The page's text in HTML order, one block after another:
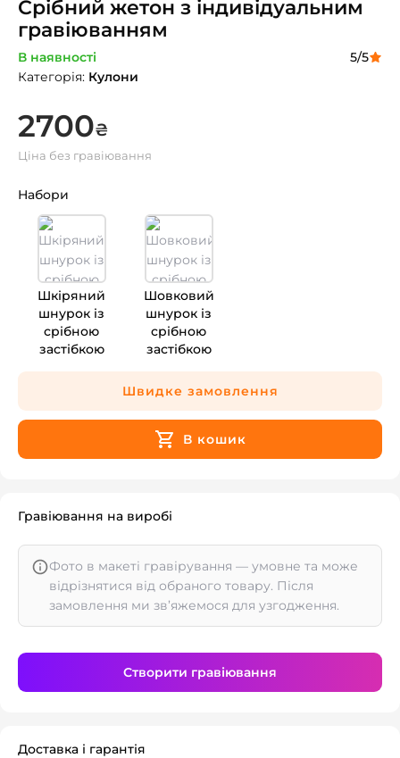
Срібний жетон з індивідуальним
гравіюванням
В наявності
Категорія: Кулони
5/5
2700₴
Ціна без гравіювання
Набори
Шкіряний
шнурок із
срібною
застібкою
Шовковий
шнурок із
срібною
застібкою
Швидке замовлення
В кошик
Гравіювання на виробі
Фото в макеті гравірування — умовне та може
відрізнятися від обраного товару. Після
замовлення ми зв’яжемося для узгодження.
Створити гравіювання
Доставка і гарантія